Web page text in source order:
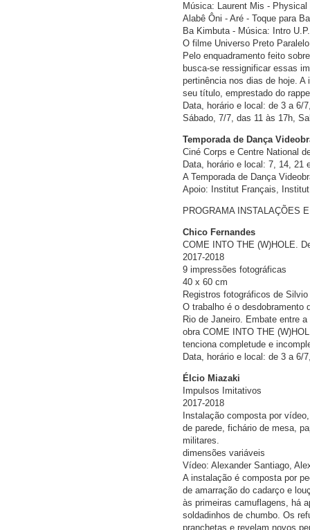
Música: Laurent Mis - Physical
Alabê Ôni - Aré - Toque para
Ba Kimbuta - Música: Intro
O filme Universo Preto
Pelo enquadramento feito
busca-se ressignificar essas
pertinência nos dias de hoje.
seu título, emprestado do
Data, horário e local: de 3 a 6/
Sábado, 7/7, das 11 às 17h,
Temporada de Dança
Ciné Corps e Centre National
Data, horário e local: 7, 14, 21
A Temporada de Dança
Apoio: Institut Français,
PROGRAMA INSTALAÇÕES
Chico Fernandes
COME INTO THE (W)HOLE.
2017-2018
9 impressões fotográficas
40 x 60 cm
Registros fotográficos de Silvio
O trabalho é o desdobramento
Rio de Janeiro. Embate entre
obra COME INTO THE
tenciona completude e
Data, horário e local: de 3 a 6/
Élcio Miazaki
Impulsos Imitativos
2017-2018
Instalação composta por
de parede, fichário de mesa,
militares.
dimensões variáveis
Vídeo: Alexander Santiago,
A instalação é composta por
de amarração do cadarço e
às primeiras camuflagens, há
soldadinhos de chumbo. Os
pranchetas e revelam novos